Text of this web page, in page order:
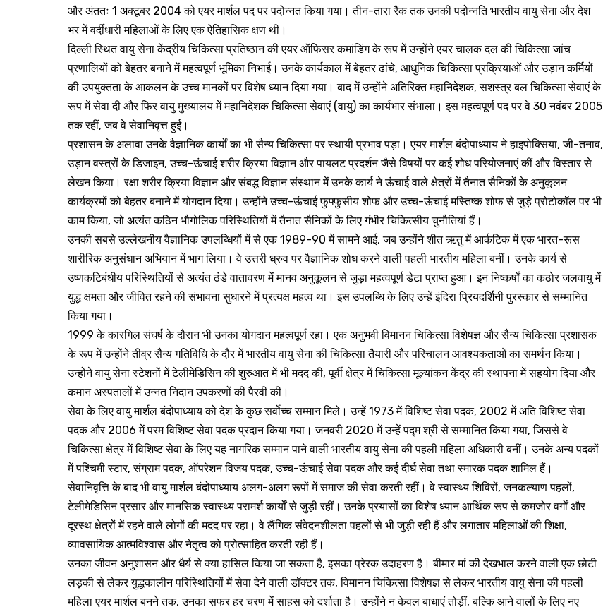
और अंततः 1 अक्टूबर 2004 को एयर मार्शल पद पर पदोन्नत किया गया। तीन-तारा रैंक तक उनकी पदोन्नति भारतीय वायु सेना और देश
भर में वर्दीधारी महिलाओं के लिए एक ऐतिहासिक क्षण थी।
दिल्ली स्थित वायु सेना केंद्रीय चिकित्सा प्रतिष्ठान की एयर ऑफिसर कमांडिंग के रूप में उन्होंने एयर चालक दल की चिकित्सा जांच
प्रणालियों को बेहतर बनाने में महत्वपूर्ण भूमिका निभाई। उनके कार्यकाल में बेहतर ढांचे, आधुनिक चिकित्सा प्रक्रियाओं और उड़ान कर्मियों
की उपयुक्तता के आकलन के उच्च मानकों पर विशेष ध्यान दिया गया। बाद में उन्होंने अतिरिक्त महानिदेशक, सशस्त्र बल चिकित्सा सेवाएं के
रूप में सेवा दी और फिर वायु मुख्यालय में महानिदेशक चिकित्सा सेवाएं (वायु) का कार्यभार संभाला। इस महत्वपूर्ण पद पर वे 30 नवंबर 2005
तक रहीं, जब वे सेवानिवृत्त हुईं।
प्रशासन के अलावा उनके वैज्ञानिक कार्यों का भी सैन्य चिकित्सा पर स्थायी प्रभाव पड़ा। एयर मार्शल बंदोपाध्याय ने हाइपोक्सिया, जी-तनाव,
उड़ान वस्त्रों के डिजाइन, उच्च-ऊंचाई शरीर क्रिया विज्ञान और पायलट प्रदर्शन जैसे विषयों पर कई शोध परियोजनाएं कीं और विस्तार से
लेखन किया। रक्षा शरीर क्रिया विज्ञान और संबद्ध विज्ञान संस्थान में उनके कार्य ने ऊंचाई वाले क्षेत्रों में तैनात सैनिकों के अनुकूलन
कार्यक्रमों को बेहतर बनाने में योगदान दिया। उन्होंने उच्च-ऊंचाई फुफ्फुसीय शोफ और उच्च-ऊंचाई मस्तिष्क शोफ से जुड़े प्रोटोकॉल पर भी
काम किया, जो अत्यंत कठिन भौगोलिक परिस्थितियों में तैनात सैनिकों के लिए गंभीर चिकित्सीय चुनौतियां हैं।
उनकी सबसे उल्लेखनीय वैज्ञानिक उपलब्धियों में से एक 1989-90 में सामने आई, जब उन्होंने शीत ऋतु में आर्कटिक में एक भारत-रूस
शारीरिक अनुसंधान अभियान में भाग लिया। वे उत्तरी ध्रुव पर वैज्ञानिक शोध करने वाली पहली भारतीय महिला बनीं। उनके कार्य से
उष्णकटिबंधीय परिस्थितियों से अत्यंत ठंडे वातावरण में मानव अनुकूलन से जुड़ा महत्वपूर्ण डेटा प्राप्त हुआ। इन निष्कर्षों का कठोर जलवायु में
युद्ध क्षमता और जीवित रहने की संभावना सुधारने में प्रत्यक्ष महत्व था। इस उपलब्धि के लिए उन्हें इंदिरा प्रियदर्शिनी पुरस्कार से सम्मानित
किया गया।
1999 के कारगिल संघर्ष के दौरान भी उनका योगदान महत्वपूर्ण रहा। एक अनुभवी विमानन चिकित्सा विशेषज्ञ और सैन्य चिकित्सा प्रशासक
के रूप में उन्होंने तीव्र सैन्य गतिविधि के दौर में भारतीय वायु सेना की चिकित्सा तैयारी और परिचालन आवश्यकताओं का समर्थन किया।
उन्होंने वायु सेना स्टेशनों में टेलीमेडिसिन की शुरुआत में भी मदद की, पूर्वी क्षेत्र में चिकित्सा मूल्यांकन केंद्र की स्थापना में सहयोग दिया और
कमान अस्पतालों में उन्नत निदान उपकरणों की पैरवी की।
सेवा के लिए वायु मार्शल बंदोपाध्याय को देश के कुछ सर्वोच्च सम्मान मिले। उन्हें 1973 में विशिष्ट सेवा पदक, 2002 में अति विशिष्ट सेवा
पदक और 2006 में परम विशिष्ट सेवा पदक प्रदान किया गया। जनवरी 2020 में उन्हें पद्म श्री से सम्मानित किया गया, जिससे वे
चिकित्सा क्षेत्र में विशिष्ट सेवा के लिए यह नागरिक सम्मान पाने वाली भारतीय वायु सेना की पहली महिला अधिकारी बनीं। उनके अन्य पदकों
में पश्चिमी स्टार, संग्राम पदक, ऑपरेशन विजय पदक, उच्च-ऊंचाई सेवा पदक और कई दीर्घ सेवा तथा स्मारक पदक शामिल हैं।
सेवानिवृत्ति के बाद भी वायु मार्शल बंदोपाध्याय अलग-अलग रूपों में समाज की सेवा करती रहीं। वे स्वास्थ्य शिविरों, जनकल्याण पहलों,
टेलीमेडिसिन प्रसार और मानसिक स्वास्थ्य परामर्श कार्यों से जुड़ी रहीं। उनके प्रयासों का विशेष ध्यान आर्थिक रूप से कमजोर वर्गों और
दूरस्थ क्षेत्रों में रहने वाले लोगों की मदद पर रहा। वे लैंगिक संवेदनशीलता पहलों से भी जुड़ी रही हैं और लगातार महिलाओं की शिक्षा,
व्यावसायिक आत्मविश्वास और नेतृत्व को प्रोत्साहित करती रही हैं।
उनका जीवन अनुशासन और धैर्य से क्या हासिल किया जा सकता है, इसका प्रेरक उदाहरण है। बीमार मां की देखभाल करने वाली एक छोटी
लड़की से लेकर युद्धकालीन परिस्थितियों में सेवा देने वाली डॉक्टर तक, विमानन चिकित्सा विशेषज्ञ से लेकर भारतीय वायु सेना की पहली
महिला एयर मार्शल बनने तक, उनका सफर हर चरण में साहस को दर्शाता है। उन्होंने न केवल बाधाएं तोड़ीं, बल्कि आने वालों के लिए नए